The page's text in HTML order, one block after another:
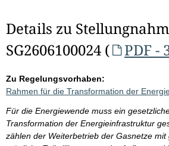
Details zu
SG2606100024 (
PDF -
Zu Regelungsvorhaben:
Rahmen für die Transformation der
Für die Energiewende muss ein
Transformation der Energieinfrastruktur
zählen der Weiterbetrieb der Gasnetze